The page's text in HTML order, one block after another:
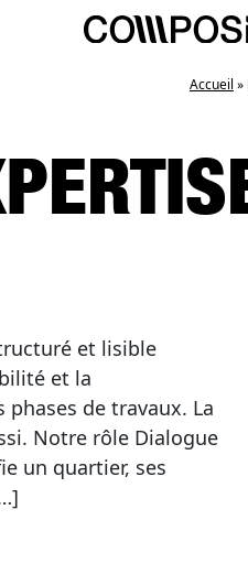
Accueil »
et lisible
et la
de travaux. La
Notre rôle Dialogue
un quartier, ses